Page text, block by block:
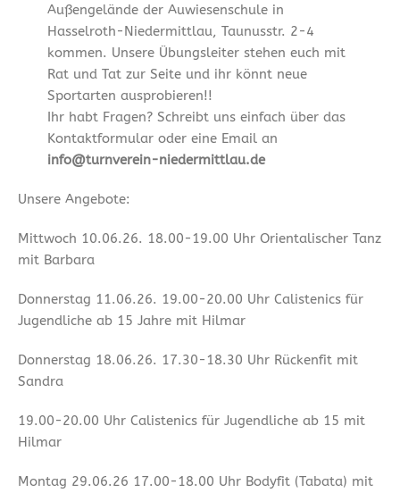
Außengelände der Auwiesenschule in
Hasselroth-Niedermittlau, Taunusstr. 2-4
kommen. Unsere Übungsleiter stehen euch mit
Rat und Tat zur Seite und ihr könnt neue
Sportarten ausprobieren!!
Ihr habt Fragen? Schreibt uns einfach über das
Kontaktformular oder eine Email an
info@turnverein-niedermittlau.de
Unsere Angebote:
Mittwoch 10.06.26. 18.00-19.00 Uhr Orientalischer Tanz
mit Barbara
Donnerstag 11.06.26. 19.00-20.00 Uhr Calistenics für
Jugendliche ab 15 Jahre mit Hilmar
Donnerstag 18.06.26. 17.30-18.30 Uhr Rückenfit mit
Sandra
19.00-20.00 Uhr Calistenics für Jugendliche ab 15 mit
Hilmar
Montag 29.06.26 17.00-18.00 Uhr Bodyfit (Tabata) mit